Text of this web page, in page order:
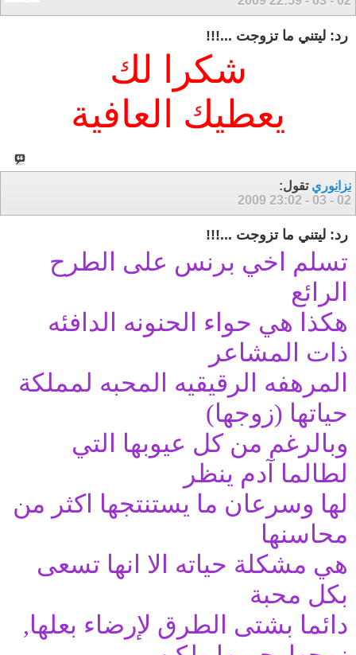
رد: ليتني ما تزوجت ...!!!
شكرا لك
يعطيك العافية
نزانوري تقول:
02 - 03 - 2009
23:02
رد: ليتني ما تزوجت ...!!!
تسلم اخي برنس على الطرح
الرائع
هكذا هي حواء الحنونه الدافئه
ذات المشاعر
المرهفه الرقيقيه المحبه لمملكة
حياتها (زوجها)
وبالرغم من كل عيوبها التي
لطالما آدم ينظر
لها وسرعان ما يستنتجها اكثر من
محاسنها
هي مشكلة حياته الا انها تسعى
بكل محبة
دائما بشتى الطرق لإرضاء بعلها,